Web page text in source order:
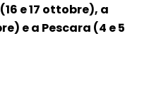
e 17 ottobre), a
e a Pescara (4 e 5